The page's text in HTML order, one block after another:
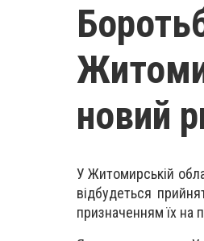
новий
У Житомирській
відбудеться
призначенням їх на